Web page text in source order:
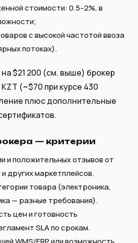
стоимости: 0.5–2%, в
с высокой частотой ввоза
потоках).
$21 200 (см. выше) брокер
(~$70 при курсе 430
плюс дополнительные
— критерии
и положительных отзывов от
других маркетплейсов.
товара (электроника,
— разные требования).
цен и готовность
SLA по срокам.